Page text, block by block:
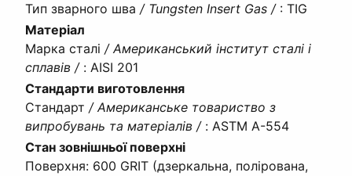
Тип зварного шва / Tungsten Insert Gas / : TIG
Матеріал
Марка сталі / Американський інститут сталі і
сплавів / : AISI 201
Стандарти виготовлення
Стандарт / Американське товариство з
випробувань та матеріалів / : ASTM A-554
Стан зовнішньої поверхні
Поверхня: 600 GRIT (дзеркальна, полірована,